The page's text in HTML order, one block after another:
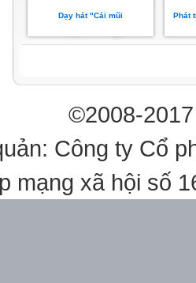
Dạy hát "Cái mũi Phát
©2008-
Công ty Cổ
mạng xã hội số